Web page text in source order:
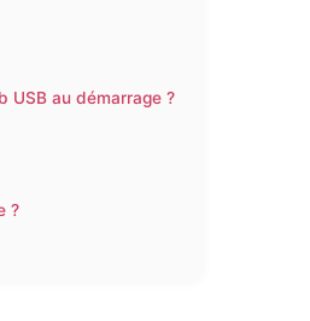
USB au démarrage ?
?